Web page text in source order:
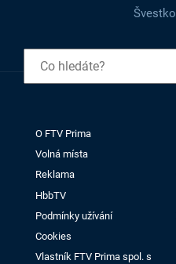
O FTV Prima
Volná místa
Reklama
HbbTV
Podmínky užívání
Cookies
Vlastník FTV Prima spol. s